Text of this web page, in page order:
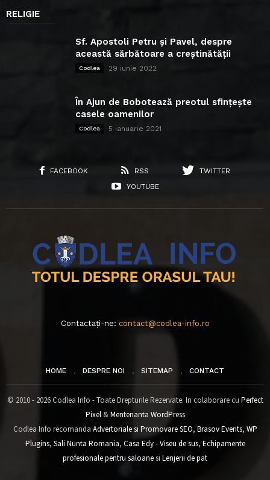
RELIGIE
Sf. Apostoli Petru și Pavel, despre
această sărbătoare a creștinătății
Codlea 29 iunie 2022
În Ajun de Bobotează preotul sfințește
casele oamenilor
Codlea 5 ianuarie 2021
FACEBOOK RSS
TWITTER
YOUTUBE
Contactați-ne: contact@codlea-info.ro
HOME DESPRE NOI SITEMAP CONTACT
© 2010 - 2026 Codlea Info - Toate Drepturile Rezervate. In colaborare cu Perfect
Pixel&Mentenanta WordPress
Codlea Info recomanda Advertoriale si Promovare SEO, Brasov Events, WP
Plugins, Sali Nunta Romania, Casa Edy - Viseu de sus, Echipamente
profesionale pentru saloanesi Lenjerii de pat